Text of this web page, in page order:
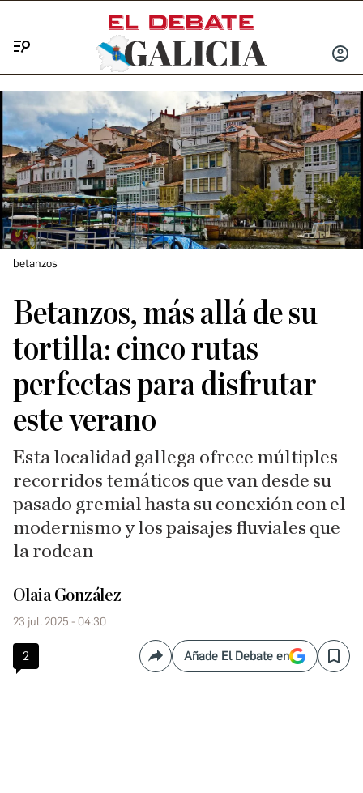
INICIAR
betanzos
Betanzos, más allá de su
tortilla: cinco rutas
perfectas para disfrutar
este verano
Esta localidad gallega ofrece múltiples
recorridos temáticos que van desde su
pasado gremial hasta su conexión con el
modernismo y los paisajes fluviales que
la rodean
Olaia González
23 jul. 2025 - 04:30
2 CompartirAñade El Debate en Save